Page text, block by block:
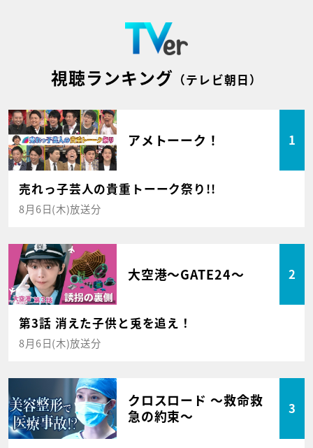
視聴ランキング （テレビ朝日）
アメトーーク！ 1
売れっ子芸人の貴重トーーク祭り!!
8月6日(木)放送分
大空港～GATE24～ 2
第3話 消えた子供と兎を追え！
8月6日(木)放送分
クロスロード ～救命救
急の約束～
3